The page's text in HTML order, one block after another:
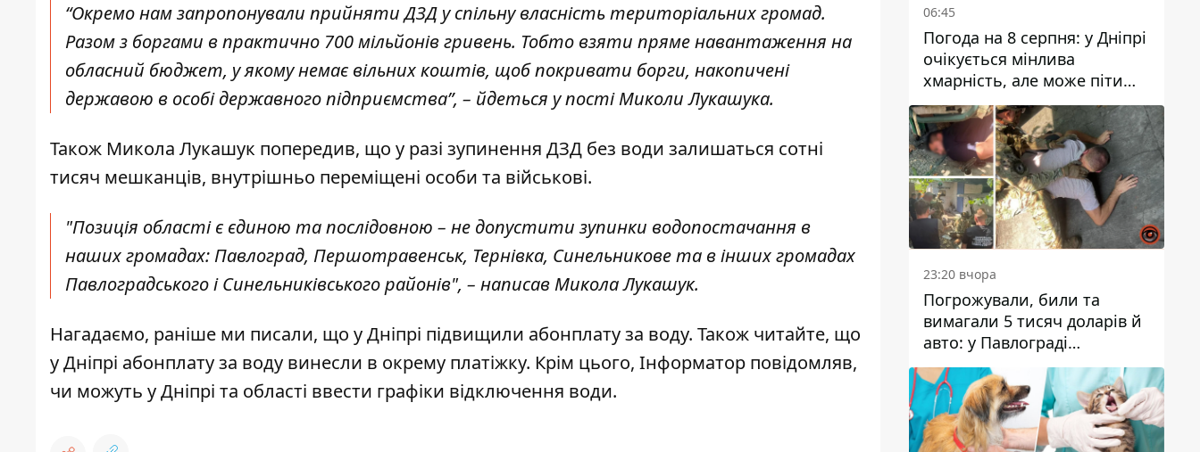
“Окремо нам запропонували прийняти ДЗД у спільну власність територіальних громад.
Разом з боргами в практично 700 мільйонів гривень. Тобто взяти пряме навантаження на
обласний бюджет, у якому немає вільних коштів, щоб покривати борги, накопичені
державою в особі державного підприємства”, – йдеться у пості Миколи Лукашука.
Також Микола Лукашук попередив, що у разі зупинення ДЗД без води залишаться сотні
тисяч мешканців, внутрішньо переміщені особи та військові.
"Позиція області є єдиною та послідовною – не допустити зупинки водопостачання в
наших громадах: Павлоград, Першотравенськ, Тернівка, Синельникове та в інших громадах
Павлоградського і Синельниківського районів", – написав Микола Лукашук.
Нагадаємо, раніше ми писали, що у Дніпрі підвищили абонплату за воду. Також читайте, що
у Дніпрі абонплату за воду винесли в окрему платіжку. Крім цього, Інформатор повідомляв,
чи можуть у Дніпрі та області ввести графіки відключення води.
06:45
Погода на 8 серпня: у Дніпрі
очікується мінлива
хмарність, але може піти
дощ
23:20 вчора
Погрожували, били та
вимагали 5 тисяч доларів й
авто: у Павлограді
затримали двох чоловіків